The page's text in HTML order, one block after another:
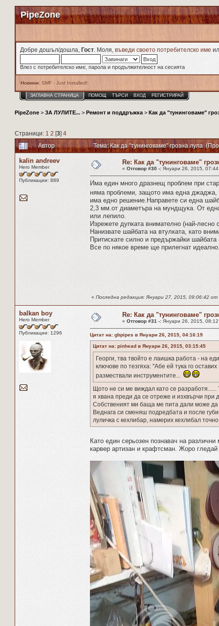
PipeZone
Добре дошъл/дошла, Гост . Моля, въведи своето потребителско име
Влез с потребителско име, парола и продължителност на сесията
Новини: SMF - Just Installed!
ЗАГЛАВНА СТРАНИЦА ПОМОЩ ТЪРСИ ВХОД РЕГИСТРИРАЙ
PipeZone > ЗА ЛУЛИТЕ... > Ремонт и поддръжка > Как да "тунинговаме"
Страници: 1 2 [3] 4
Автор
Тема: Как да "тунинговаме" грозна лула
kalin andreev
Hero Member
Публикации: 889
Re: Как да "тунинговаме"
« Отговор #30 -: Януари 26, 2015,
Има един много дразнещ проблем при
няма проблеми, защото има една джаджа,
има едно решение.Направете си една
2,3 мм.от диаметъра на мундщука. От
или лепило.
Изрежете дупката внимателно (най-лесно
Нанизвате шайбата на втулката, като
Притискате силно и предържайки
Все по някое време ще прилегнат
« Последна редакция: Януари 27, 2015, 09:06:42 от
balkan boy
Hero Member
Публикации: 1296
Re: Как да "тунинговаме"
« Отговор #31 -: Януари 26, 2015,
Цитат на: gbpipes в Януари 26, 2015, 04:16:19
Цитат на: pinhead в Януари 26, 2015, 03:15:45
Георги, тва твойто е лаишка работа - на
ключове по тезгяха: "Абе ей тука го
размествали инструментите...
Щото не си ме виждал като се
я хвана преди да се отреже и изхвърчи при
Собственият ми баща ме пита дали може
Веднага си сменяш подредбата и после
луличка с кехлибар, намерих кехлибал
Като един серьозен познавач на
карвер артизан и крафтсман. Жоро